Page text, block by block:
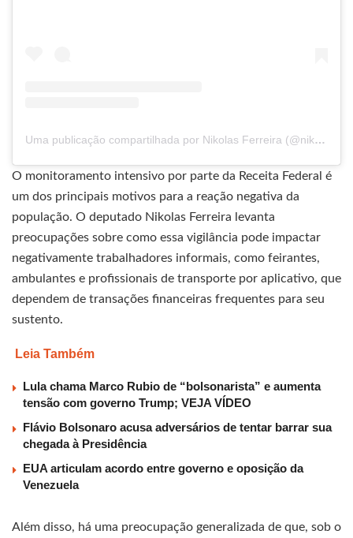
Uma publicação compartilhada por Nikolas Ferreira (@nikolasferreiradm)
O monitoramento intensivo por parte da Receita Federal é
um dos principais motivos para a reação negativa da
população. O deputado Nikolas Ferreira levanta
preocupações sobre como essa vigilância pode impactar
negativamente trabalhadores informais, como feirantes,
ambulantes e profissionais de transporte por aplicativo, que
dependem de transações financeiras frequentes para seu
sustento.
Leia Também
Lula chama Marco Rubio de “bolsonarista” e aumenta
tensão com governo Trump; VEJA VÍDEO
Flávio Bolsonaro acusa adversários de tentar barrar sua
chegada à Presidência
EUA articulam acordo entre governo e oposição da
Venezuela
Além disso, há uma preocupação generalizada de que, sob o